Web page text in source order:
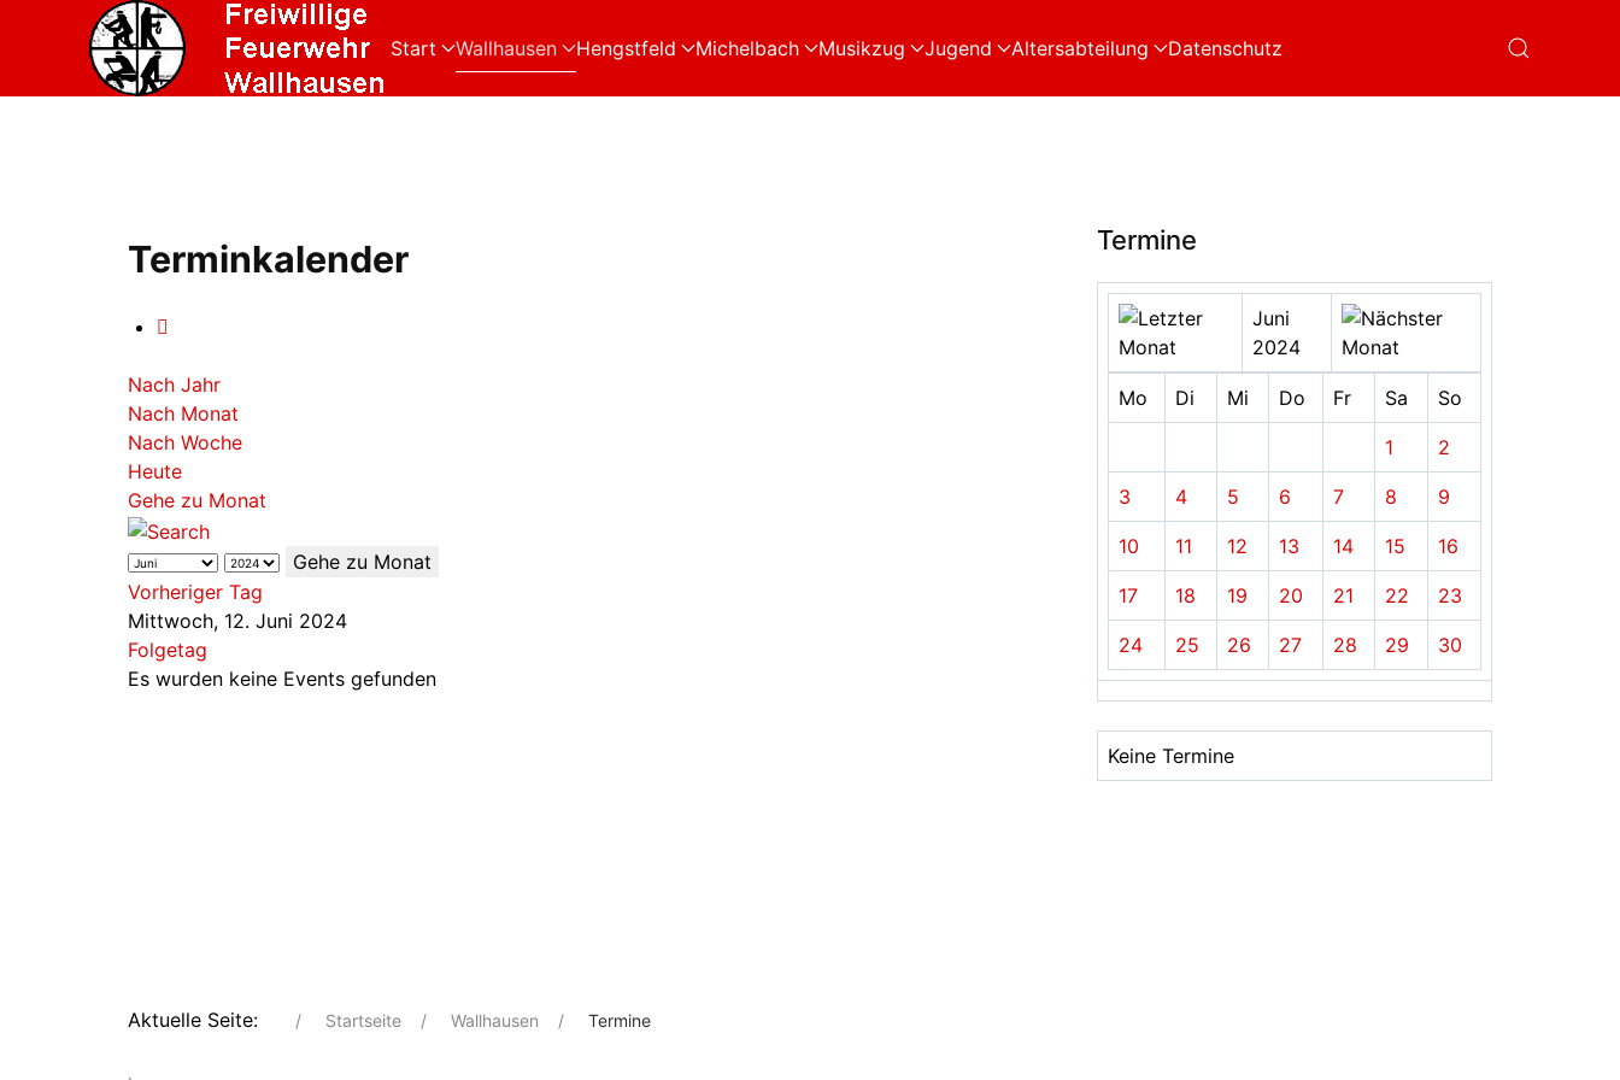
Start Wallhausen Hengstfeld Michelbach Musikzug Jugend Altersabteilung Datenschutz
Terminkalender
Nach Jahr
Nach Monat
Nach Woche
Heute
Gehe zu Monat
Gehe zu Monat
Vorheriger Tag
Mittwoch, 12. Juni 2024
Folgetag
Es wurden keine Events gefunden
Termine
Juni
2024
Mo Di Mi Do Fr Sa So
1 2
3 4 5 6 7 8 9
10 11 12 13 14 15 16
17 18 19 20 21 22 23
24 25 26 27 28 29 30
Keine Termine
Aktuelle Seite: Startseite Wallhausen Termine